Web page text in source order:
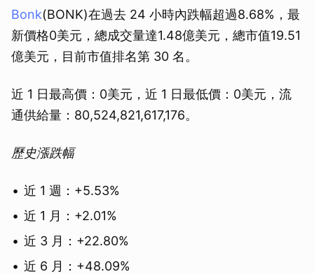
Bonk(BONK)在過去 24 小時內跌幅超過8.68%，最
新價格0美元，總成交量達1.48億美元，總市值19.51
億美元，目前市值排名第 30 名。
近 1 日最高價：0美元，近 1 日最低價：0美元，流
通供給量：80,524,821,617,176。
歷史漲跌幅
近 1 週：+5.53%
近 1 月：+2.01%
近 3 月：+22.80%
近 6 月：+48.09%